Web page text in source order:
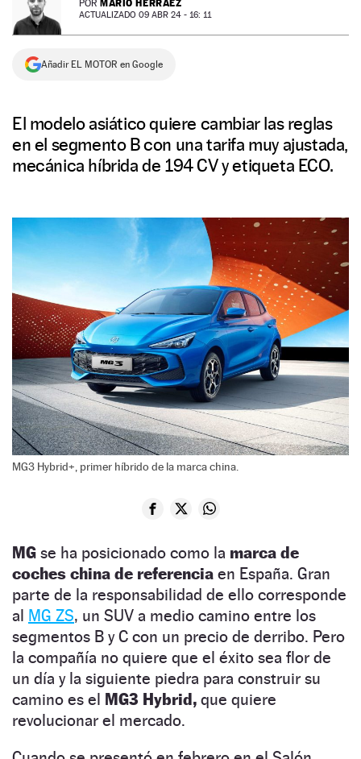
NEWSLETTER
SÍGUENOS
POR MARIO HERRÁEZ
ACTUALIZADO 09 ABR 24 - 16: 11
Añadir EL MOTOR en Google
El modelo asiático quiere cambiar las reglas
en el segmento B con una tarifa muy ajustada,
mecánica híbrida de 194 CV y etiqueta ECO.
MG3 Hybrid+, primer híbrido de la marca china.
MG se ha posicionado como la marca de
coches china de referencia en España. Gran
parte de la responsabilidad de ello corresponde
al MG ZS, un SUV a medio camino entre los
segmentos B y C con un precio de derribo. Pero
la compañía no quiere que el éxito sea flor de
un día y la siguiente piedra para construir su
camino es el MG3 Hybrid, que quiere
revolucionar el mercado.